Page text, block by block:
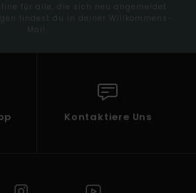
für alle, die sich neu angemeldet
findest du in deiner Willkommens-
Mail
Kontaktiere Uns